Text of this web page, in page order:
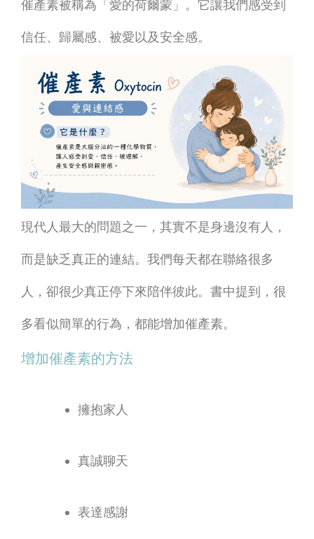
催產素被稱為「愛的荷爾蒙」。它讓我們感受到
信任、歸屬感、被愛以及安全感。
現代人最大的問題之一，其實不是身邊沒有人，
而是缺乏真正的連結。我們每天都在聯絡很多
人，卻很少真正停下來陪伴彼此。書中提到，很
多看似簡單的行為，都能增加催產素。
增加催產素的方法
擁抱家人
真誠聊天
表達感謝